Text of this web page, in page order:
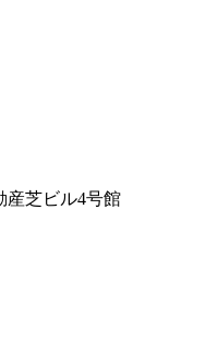
芝ビル4号館